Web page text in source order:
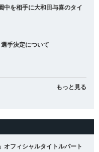
中を相手に大和田与喜のタイ
手決定について
もっと見る
オフィシャルタイトルパート